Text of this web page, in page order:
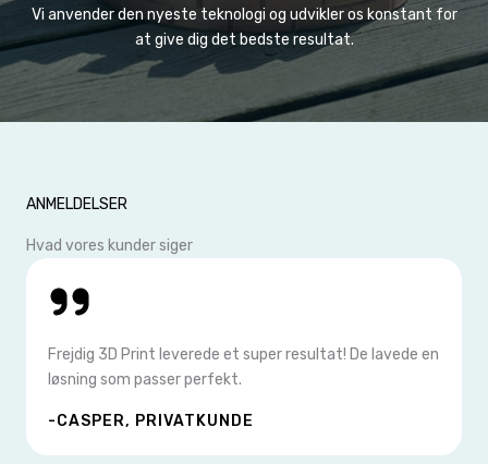
Vi anvender den nyeste teknologi og udvikler os konstant for
at give dig det bedste resultat.
ANMELDELSER
Hvad vores kunder siger
Frejdig 3D Print leverede et super resultat! De lavede en
løsning som passer perfekt.
-CASPER, PRIVATKUNDE